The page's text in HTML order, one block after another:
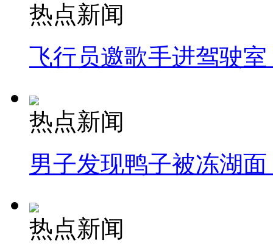
热点新闻
飞行员邀歌手进驾驶
热点新闻
男子发现鸭子被冻湖
热点新闻